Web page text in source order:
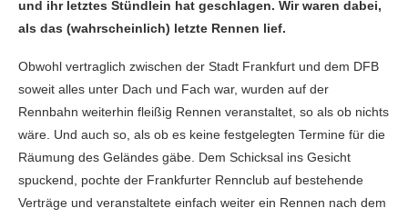
und ihr letztes Stündlein hat geschlagen. Wir waren dabei,
als das (wahrscheinlich) letzte Rennen lief.
Obwohl vertraglich zwischen der Stadt Frankfurt und dem DFB
soweit alles unter Dach und Fach war, wurden auf der
Rennbahn weiterhin fleißig Rennen veranstaltet, so als ob nichts
wäre. Und auch so, als ob es keine festgelegten Termine für die
Räumung des Geländes gäbe. Dem Schicksal ins Gesicht
spuckend, pochte der Frankfurter Rennclub auf bestehende
Verträge und veranstaltete einfach weiter ein Rennen nach dem